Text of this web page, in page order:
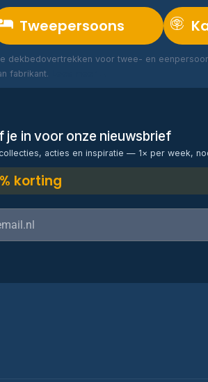
Tweepersoons
dekbedovertrekken voor twee- en
fabrikant.
je in voor onze nieuwsbrief
acties en inspiratie — 1× per week,
korting